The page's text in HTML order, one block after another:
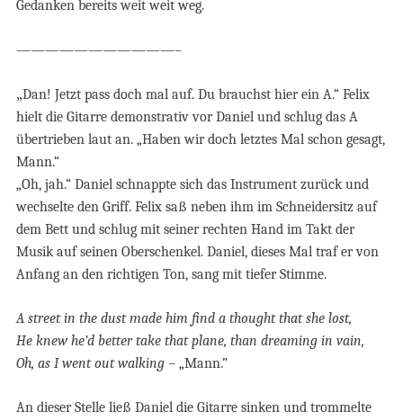
Gedanken bereits weit weit weg.
———————————–
„Dan! Jetzt pass doch mal auf. Du brauchst hier ein A.“ Felix
hielt die Gitarre demonstrativ vor Daniel und schlug das A
übertrieben laut an. „Haben wir doch letztes Mal schon gesagt,
Mann.“
„Oh, jah.“ Daniel schnappte sich das Instrument zurück und
wechselte den Griff. Felix saß neben ihm im Schneidersitz auf
dem Bett und schlug mit seiner rechten Hand im Takt der
Musik auf seinen Oberschenkel. Daniel, dieses Mal traf er von
Anfang an den richtigen Ton, sang mit tiefer Stimme.
A street in the dust made him find a thought that she lost,
He knew he’d better take that plane, than dreaming in vain,
Oh, as I went out walking – „Mann.”
An dieser Stelle ließ Daniel die Gitarre sinken und trommelte